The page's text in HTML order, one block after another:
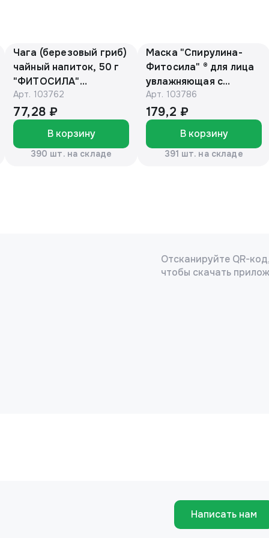
Чага (березовый гриб)
чайный напиток, 50 г
"ФИТОСИЛА"
(коробочка)
Арт. 103762
77,28 ₽
В корзину
390 шт. на складе
Маска "Спирулина-
Фитосила" ® для лица
увлажняющая с
витамином А, 150 мл,
туба
Арт. 103786
179,2 ₽
В корзину
391 шт. на складе
Отсканируйте QR-код,
чтобы скачать
Написать нам